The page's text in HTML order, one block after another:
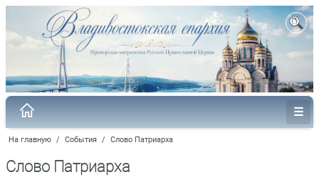
На главную / События / Слово Патриарха
Слово Патриарха